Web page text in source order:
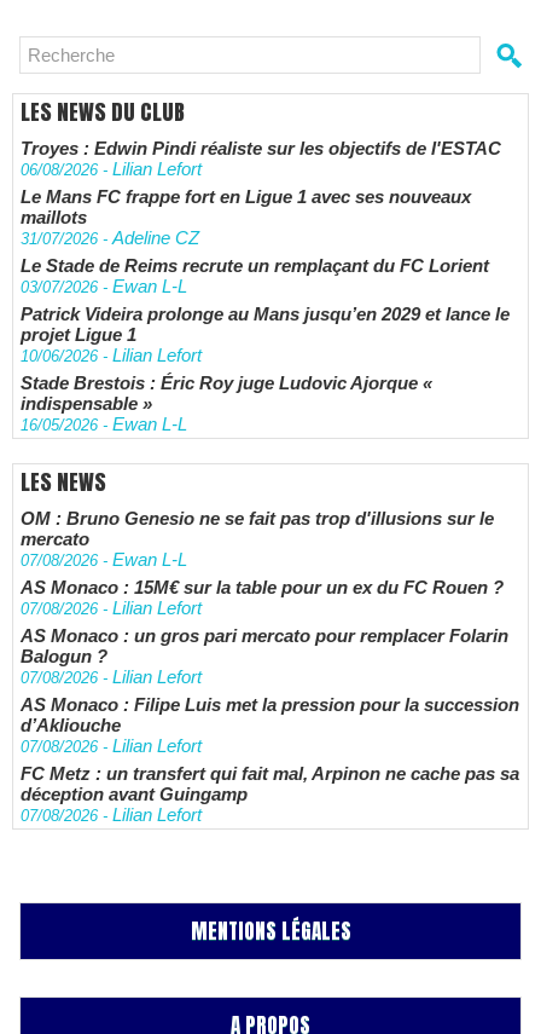
LES NEWS DU CLUB
Troyes : Edwin Pindi réaliste sur les objectifs de l'ESTAC
06/08/2026 - Lilian Lefort
Le Mans FC frappe fort en Ligue 1 avec ses nouveaux
maillots
31/07/2026 -Adeline CZ
Le Stade de Reims recrute un remplaçant du FC Lorient
03/07/2026 - Ewan L-L
Patrick Videira prolonge au Mans jusqu’en 2029 et lance le
projet Ligue 1
10/06/2026 - Lilian Lefort
Stade Brestois : Éric Roy juge Ludovic Ajorque «
indispensable »
16/05/2026 - Ewan L-L
LES NEWS
OM : Bruno Genesio ne se fait pas trop d'illusions sur le
mercato
07/08/2026 - Ewan L-L
AS Monaco : 15M€ sur la table pour un ex du FC Rouen ?
07/08/2026 - Lilian Lefort
AS Monaco : un gros pari mercato pour remplacer Folarin
Balogun ?
07/08/2026 - Lilian Lefort
AS Monaco : Filipe Luis met la pression pour la succession
d’Akliouche
07/08/2026 - Lilian Lefort
FC Metz : un transfert qui fait mal, Arpinon ne cache pas sa
déception avant Guingamp
07/08/2026 - Lilian Lefort
MENTIONS LÉGALES
A PROPOS